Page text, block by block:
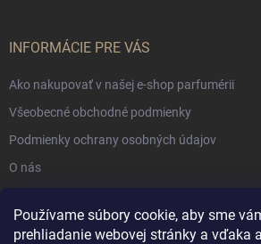
Používame súbory cookie, aby sme
prehliadanie webovej stránky a vďaka
INFORMÁCIE PRE VÁS
Ako nakupovať v našej e-shop parfumérii
Všeobecné obchodné podmienky
Podmienky ochrany osobných údajov
O nás
NÁKUPNÝ KOŠÍK